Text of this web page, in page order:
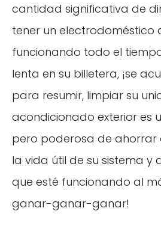
cantidad significativa de
tener un electrodoméstico
funcionando todo el
lenta en su billetera, ¡se
para resumir, limpiar su
acondicionado exterior es
pero poderosa de ahorrar
la vida útil de su sistema y
que esté funcionando al
ganar-ganar-ganar!